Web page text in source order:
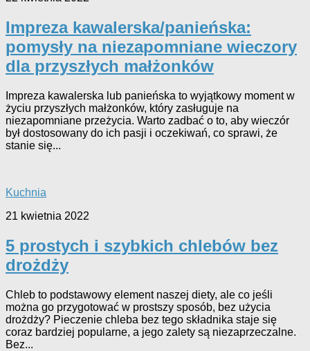
Impreza kawalerska/panieńska:
pomysły na niezapomniane wieczory
dla przyszłych małżonków
Impreza kawalerska lub panieńska to wyjątkowy moment w
życiu przyszłych małżonków, który zasługuje na
niezapomniane przeżycia. Warto zadbać o to, aby wieczór
był dostosowany do ich pasji i oczekiwań, co sprawi, że
stanie się...
Kuchnia
21 kwietnia 2022
5 prostych i szybkich chlebów bez
drożdży
Chleb to podstawowy element naszej diety, ale co jeśli
można go przygotować w prostszy sposób, bez użycia
drożdży? Pieczenie chleba bez tego składnika staje się
coraz bardziej popularne, a jego zalety są niezaprzeczalne.
Bez...